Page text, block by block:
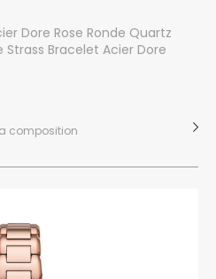
Dore Rose Ronde Quartz
Bracelet Acier Dore
composition